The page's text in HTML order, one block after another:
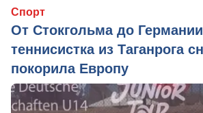
Спорт
От Стокгольма до
теннисистка из Таганрога
покорила Европу